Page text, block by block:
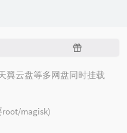
随
文
翼云盘等多网盘同时挂载
magisk)